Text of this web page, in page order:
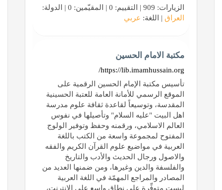
الزيارات: 909 | التقييم: 0 | المقيّمين: 0 | الدولة:
العراق | اللغة: عربي
مكتبة الامام الحسين
https://lib.imamhussain.org/
تأسيس مكتبة الإمام الحسين الرقمية على
الموقع الرسمي للأمانة العامة للعتبة الحسينية
المقدسة، وتوسيعاً لقاعدة ثقافة علوم مدرسة
اهل البيت "عليه السلام" وتأصيلها في نفوس
العالم الاسلامي، ورقمنه وحفظ وتوفير الولوج
المفتوح لمجموعة واسعة من الكتب باللغة
العربية في مواضيع علوم القرآن الكريم والفقه
والاصول ورجال الحديث والأدب والتاريخ
والفلسفة والدين وغيرها، ومن ضمنها العديد من
المصادر والمراجع المهمّة في اللغة العربية
ليست متوفِّرة على نطاق واسع على الإنترنت،